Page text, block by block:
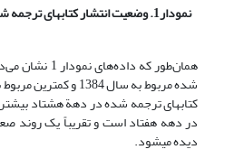
نمودار1. وضعیت انتشار کتابهای ترجمه شده طی سالهای 1370 تا 1387
همان‌طور که
کتابهای ترجمه شده در دهة هشتاد
در دهه هفتاد است و تقریباً یک روند
دیده می­شود.